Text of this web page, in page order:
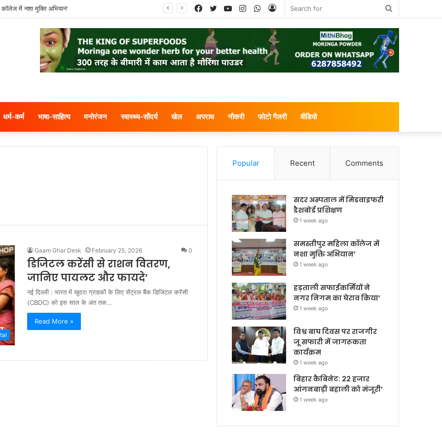
कॉलेज में नशा मुक्ति अभियान’
Log
WhatsApp
Instagram
YouTube
Twitter
Facebook
धर्म-कर्म भाषा-साहित्य मनोरंजन स्वास्थ्य-सौंदर्य खेल अपराध नौकरी फोटो गैलरी वीडियो
Gaam Ghar Desk February 25, 2026 0
डिजिटल करेंसी से राशन वितरण,
जानिए पायलट और फायदे’
नई दिल्ली : भारत में खुदरा ग्राहकों के लिए सेंट्रल बैंक डिजिटल करेंसी
(CBDC) को इस साल के अंत तक…
Read More »
Popular Recent Comments
सदर अस्पताल में मिडवाइफरी
डैशबोर्ड प्रशिक्षण
1 week ago
समस्तीपुर महिला कॉलेज में
नशा मुक्ति अभियान’
1 week ago
हड़ताली सफाईकर्मियों ने
नगर निगम का घेराव किया’
1 week ago
विश्व बाघ दिवस पर राजगीर
जू सफारी में जागरूकता
कार्यक्रम
1 week ago
बिहार कैबिनेट: 22 हजार
आंगनबाड़ी बहाली को मंजूरी’
1 week ago